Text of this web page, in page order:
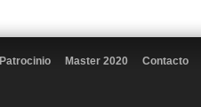
Patrocinio Master 2020 Contacto